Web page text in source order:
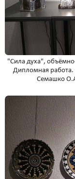
"Сила духа",
Дипломная работа.
Семашко